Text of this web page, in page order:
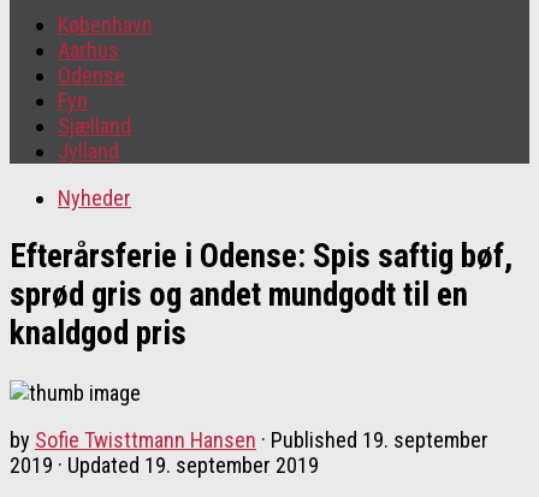
København
Aarhus
Odense
Fyn
Sjælland
Jylland
Nyheder
Efterårsferie i Odense: Spis saftig bøf,
sprød gris og andet mundgodt til en
knaldgod pris
by Sofie Twisttmann Hansen · Published 19. september
2019 · Updated 19. september 2019